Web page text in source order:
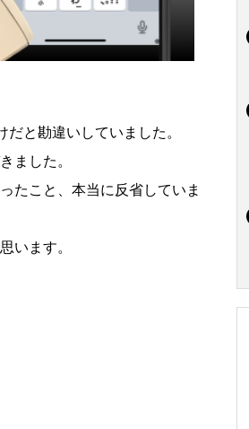
だと勘違いしていました。
ました。
たこと、本当に反省していま
います。